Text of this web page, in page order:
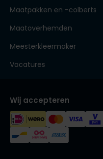
Maatpakken en -colberts
Maatoverhemden
Meesterkleermaker
Vacatures
Wij accepteren